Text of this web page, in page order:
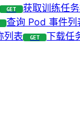
GET 获取训练任
查询 Pod 事件列
列表 GET 下载任